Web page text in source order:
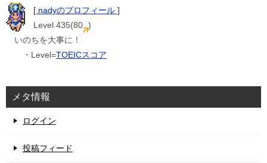
[ nadyのプロフィール ]
Level 435(80 )
いのちを大事に！
・Level=TOEICスコア
メタ情報
ログイン
投稿フィード